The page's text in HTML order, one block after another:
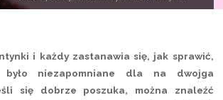
i każdy zastanawia się, jak sprawić,
niezapomniane dla na dwojga
się dobrze poszuka, można znaleźć